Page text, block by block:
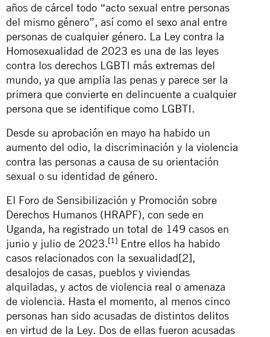
años de cárcel todo “acto sexual entre personas
del mismo género”, así como el sexo anal entre
personas de cualquier género. La Ley contra la
Homosexualidad de 2023 es una de las leyes
contra los derechos LGBTI más extremas del
mundo, ya que amplía las penas y parece ser la
primera que convierte en delincuente a cualquier
persona que se identifique como LGBTI.
Desde su aprobación en mayo ha habido un
aumento del odio, la discriminación y la violencia
contra las personas a causa de su orientación
sexual o su identidad de género.
El Foro de Sensibilización y Promoción sobre
Derechos Humanos (HRAPF), con sede en
Uganda, ha registrado un total de 149 casos en
junio y julio de 2023.[1] Entre ellos ha habido
casos relacionados con la sexualidad[2],
desalojos de casas, pueblos y viviendas
alquiladas, y actos de violencia real o amenaza
de violencia. Hasta el momento, al menos cinco
personas han sido acusadas de distintos delitos
en virtud de la Ley. Dos de ellas fueron acusadas